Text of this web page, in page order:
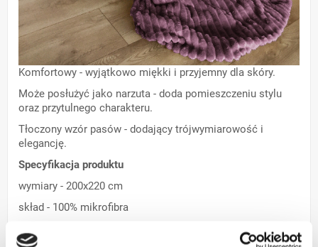
Komfortowy - wyjątkowo miękki i przyjemny dla skóry.
Może posłużyć jako narzuta - doda pomieszczeniu stylu
oraz przytulnego charakteru.
Tłoczony wzór pasów - dodający trójwymiarowość i
elegancję.
Specyfikacja produktu
wymiary - 200x220 cm
skład - 100% mikrofibra
– zapewnia idealną równowagę
między lekkością a ciepłem.